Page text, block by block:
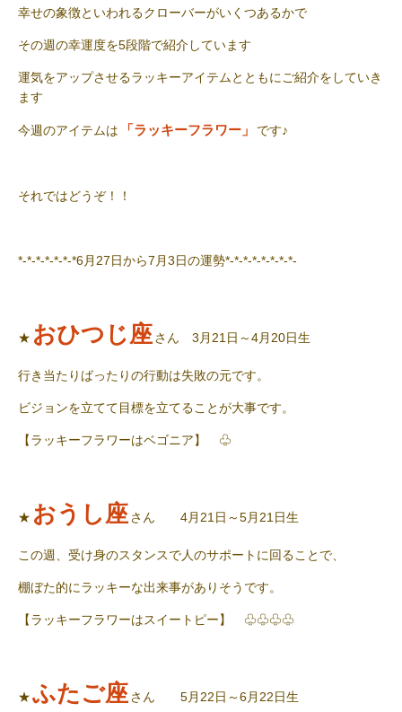
幸せの象徴といわれるクローバーがいくつあるかで
その週の幸運度を5段階で紹介しています
運気をアップさせるラッキーアイテムとともにご紹介をしていき
ます
今週のアイテムは 「ラッキーフラワー」 です♪
それではどうぞ！！
*-*-*-*-*-*-*6月27日から7月3日の運勢*-*-*-*-*-*-*-*-
★ おひつじ座さん 3月21日～4月20日生
行き当たりばったりの行動は失敗の元です。
ビジョンを立てて目標を立てることが大事です。
【ラッキーフラワーはベゴニア】 ♧
★ おうし座さん 4月21日～5月21日生
この週、受け身のスタンスで人のサポートに回ることで、
棚ぼた的にラッキーな出来事がありそうです。
【ラッキーフラワーはスイートピー】 ♧♧♧♧
★ふたご座さん 5月22日～6月22日生